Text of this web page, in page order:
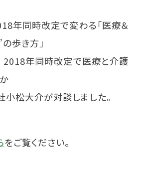
同時改定で変わる「医療＆
歩き方」
年同時改定で医療と介護
松大介が対談しました。
をご覧ください。